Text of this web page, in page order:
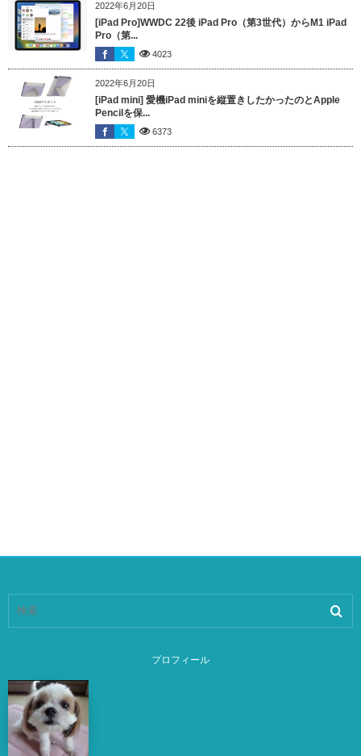
2022年6月20日
[iPad Pro]WWDC 22後 iPad Pro（第3世代）からM1 iPad
Pro（第...
4023
2022年6月20日
[iPad mini] 愛機iPad miniを縦置きしたかったのとApple
Pencilを保...
6373
プロフィール